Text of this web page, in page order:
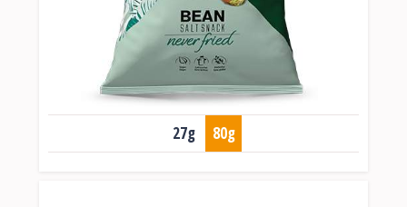
27g 80g